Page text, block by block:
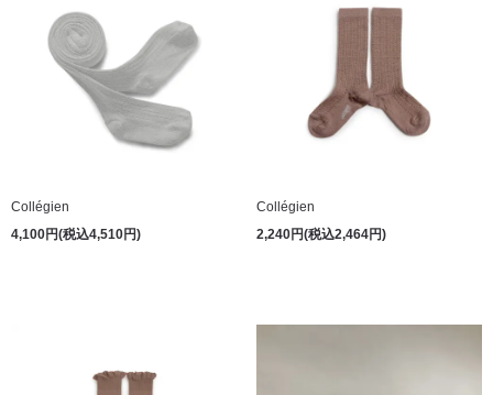
Collégien
4,100円(税込4,510円)
Collégien
2,240円(税込2,464円)